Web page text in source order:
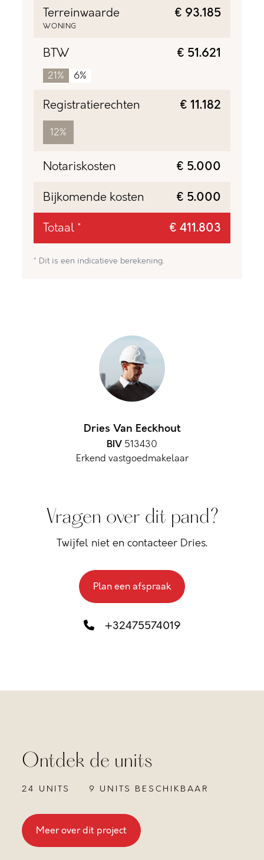
Terreinwaarde
WONING
€ 93.185
BTW
21% 6%
€ 51.621
Registratierechten
12%
€ 11.182
Notariskosten
€ 5.000
Bijkomende kosten
€ 5.000
Totaal *
€ 411.803
* Dit is een indicatieve berekening.
Dries Van Eeckhout
BIV 513430
Erkend vastgoedmakelaar
Vragen over dit pand?
Twijfel niet en contacteer Dries.
Plan een afspraak
+32475574019
Ontdek de units
24 UNITS 9 UNITS BESCHIKBAAR
Meer over dit project